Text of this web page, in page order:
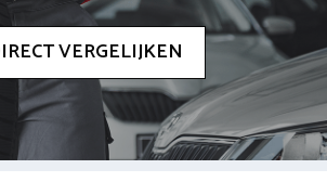
VERGELIJKEN